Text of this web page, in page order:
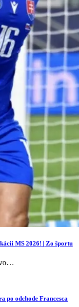
MS 2026! | Zo športu
vo…
po odchode Francesca